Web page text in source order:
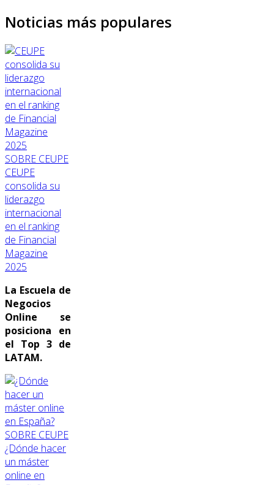
Noticias más populares
SOBRE CEUPE
CEUPE
consolida su
liderazgo
internacional
en el ranking
de Financial
Magazine
2025
La Escuela de
Negocios
Online se
posiciona en
el Top 3 de
LATAM.
SOBRE CEUPE
¿Dónde hacer
un máster
online en